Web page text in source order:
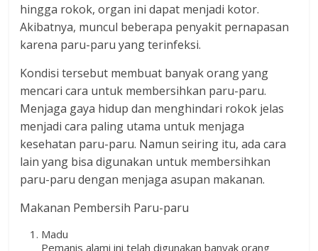
hingga rokok, organ ini dapat menjadi kotor.
Akibatnya, muncul beberapa penyakit pernapasan
karena paru-paru yang terinfeksi.
Kondisi tersebut membuat banyak orang yang
mencari cara untuk membersihkan paru-paru.
Menjaga gaya hidup dan menghindari rokok jelas
menjadi cara paling utama untuk menjaga
kesehatan paru-paru. Namun seiring itu, ada cara
lain yang bisa digunakan untuk membersihkan
paru-paru dengan menjaga asupan makanan.
Makanan Pembersih Paru-paru
Madu
Pemanis alami ini telah digunakan banyak orang